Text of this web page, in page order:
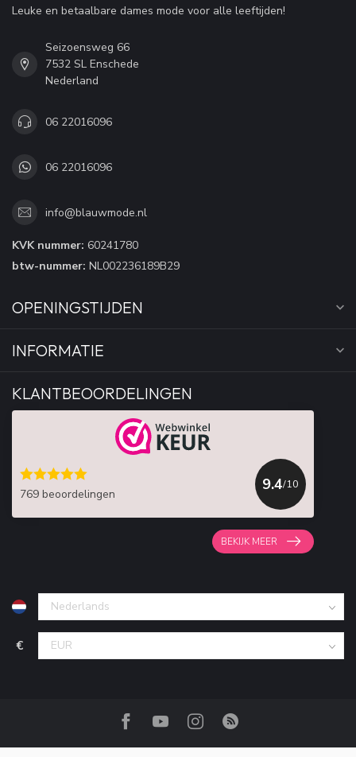
Leuke en betaalbare dames mode voor alle leeftijden!
Seizoensweg 66
7532 SL Enschede
Nederland
06 22016096
06 22016096
info@blauwmode.nl
KVK nummer: 60241780
btw-nummer: NL002236189B29
OPENINGSTIJDEN
INFORMATIE
KLANTBEOORDELINGEN
769 beoordelingen
9.4/10
BEKIJK MEER
€